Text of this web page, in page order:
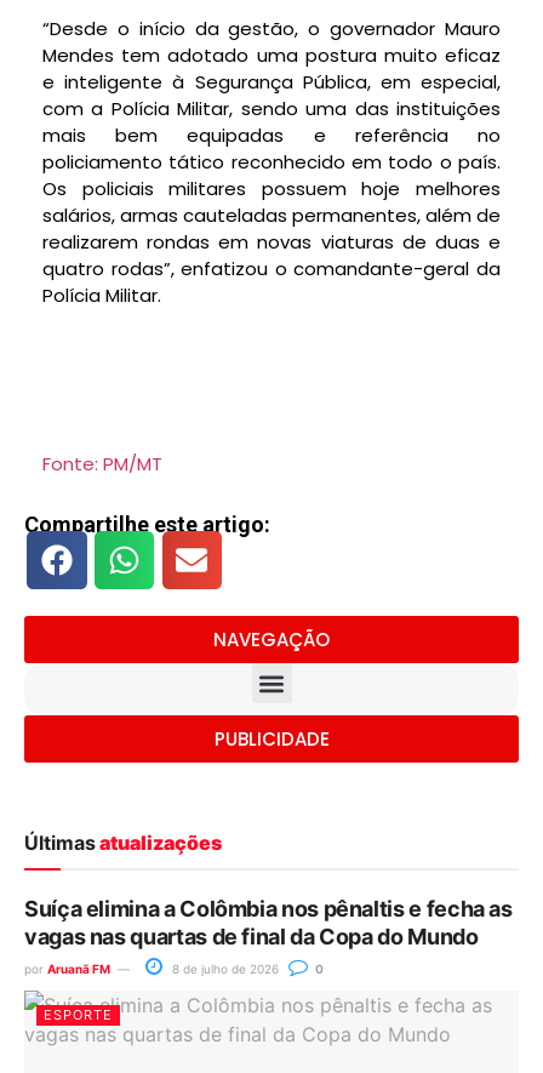
“Desde o início da gestão, o governador Mauro
Mendes tem adotado uma postura muito eficaz
e inteligente à Segurança Pública, em especial,
com a Polícia Militar, sendo uma das instituições
mais bem equipadas e referência no
policiamento tático reconhecido em todo o país.
Os policiais militares possuem hoje melhores
salários, armas cauteladas permanentes, além de
realizarem rondas em novas viaturas de duas e
quatro rodas”, enfatizou o comandante-geral da
Polícia Militar.
Fonte: PM/MT
Compartilhe este artigo:
NAVEGAÇÃO
PUBLICIDADE
Últimasatualizações
Suíça elimina a Colômbia nos pênaltis e fecha as
vagas nas quartas de final da Copa do Mundo
por Aruanã FM 8 de julho de 2026 0
ESPORTE